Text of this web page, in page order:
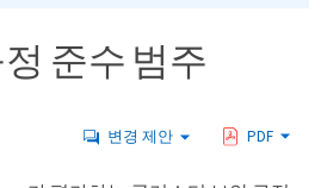
준수 범주
변경 제안 PDF